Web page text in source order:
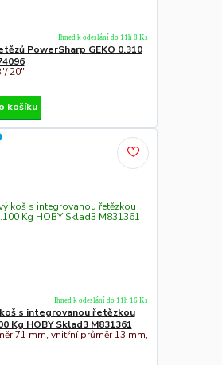
PowerSharp GEKO 0.310
20"
Ihned k odeslání do 11h 8 Ks
košíku
s integrovanou řetězkou
Kg HOBY Sklad3 M831361
71 mm, vnitřní průměr 13 mm,
Ihned k odeslání do 11h 16 Ks